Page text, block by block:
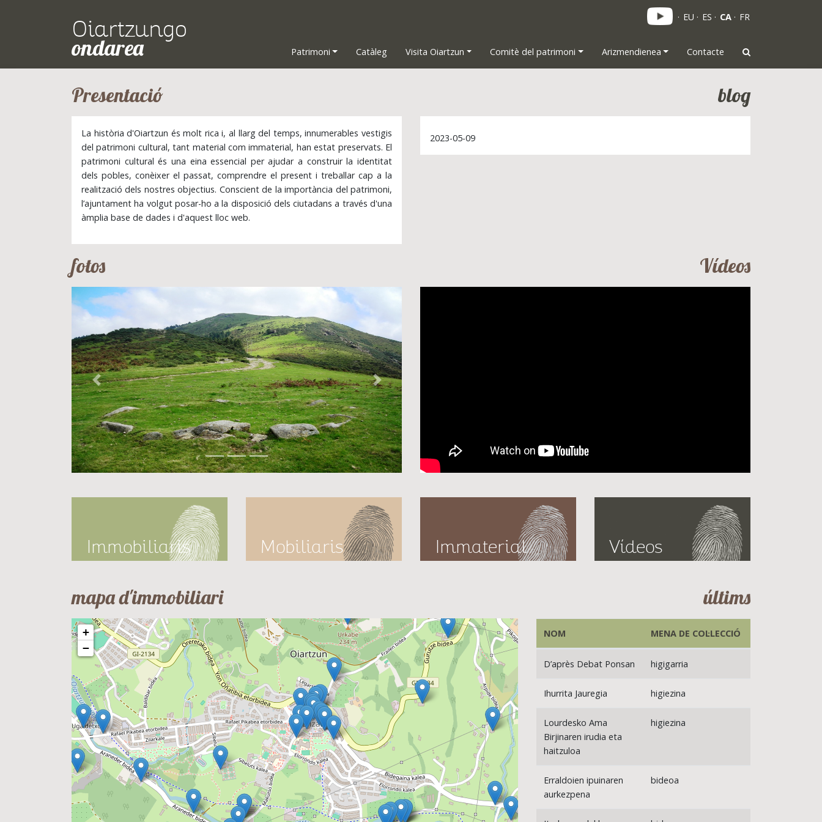
Oiartzungo
ondarea
EU ES CA FR
Patrimoni Catàleg Visita Oiartzun Comitè del patrimoni Arizmendienea Contacte
Presentació
La història d'Oiartzun és molt rica i, al llarg del temps, innumerables vestigis
del patrimoni cultural, tant material com immaterial, han estat preservats. El
patrimoni cultural és una eina essencial per ajudar a construir la identitat
dels pobles, conèixer el passat, comprendre el present i treballar cap a la
realització dels nostres objectius. Conscient de la importància del patrimoni,
l’ajuntament ha volgut posar-ho a la disposició dels ciutadans a través d'una
àmplia base de dades i d'aquest lloc web.
blog
2023-05-09
fotos
Previous Next
Vídeos
Immobiliaris Mobiliaris Immaterial Vídeos
mapa d'immobiliari
+
−
últims
NOM MENA DE COL·LECCIÓ
D’après Debat Ponsan higigarria
Ihurrita Jauregia higiezina
Lourdesko Ama
Birjinaren irudia eta
haitzuloa
higiezina
Erraldoien ipuinaren
aurkezpena
bideoa